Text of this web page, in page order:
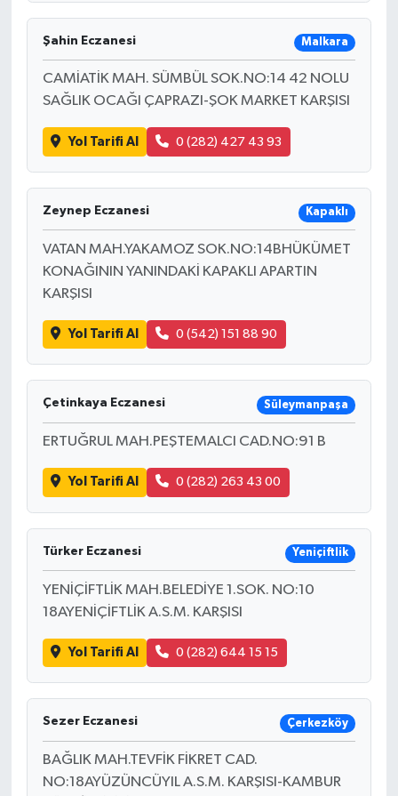
Şahin Eczanesi Malkara
CAMİATİK MAH. SÜMBÜL SOK.NO:14 42 NOLU
SAĞLIK OCAĞI ÇAPRAZI-ŞOK MARKET KARŞISI
Yol Tarifi Al 0 (282) 427 43 93
Zeynep Eczanesi Kapaklı
VATAN MAH.YAKAMOZ SOK.NO:14BHÜKÜMET
KONAĞININ YANINDAKİ KAPAKLI APARTIN
KARŞISI
Yol Tarifi Al 0 (542) 151 88 90
Çetinkaya Eczanesi Süleymanpaşa
ERTUĞRUL MAH.PEŞTEMALCI CAD.NO:91 B
Yol Tarifi Al 0 (282) 263 43 00
Türker Eczanesi Yeniçiftlik
YENİÇİFTLİK MAH.BELEDİYE 1.SOK. NO:10
18AYENİÇİFTLİK A.S.M. KARŞISI
Yol Tarifi Al 0 (282) 644 15 15
Sezer Eczanesi Çerkezköy
BAĞLIK MAH.TEVFİK FİKRET CAD.
NO:18AYÜZÜNCÜYIL A.S.M. KARŞISI-KAMBUR